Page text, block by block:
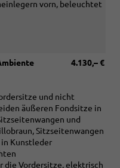
vorn, beleuchtet
4.130,– €
und nicht
äußeren Fondsitze in
und
Sitzseitenwangen
Kunstleder
die Vordersitze, elektrisch